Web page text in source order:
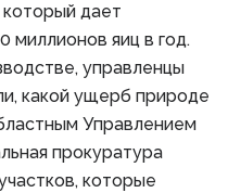
который дает
миллионов яиц в год.
управленцы
какой ущерб природе
Управлением
прокуратура
которые